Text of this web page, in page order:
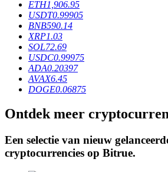
BTR-vergrendelingen
Exclusieve beleggingen voor BTR-
ETH1,906.95
USDT0.99905
BNB590.14
XRP1.03
SOL72.69
USDC0.99975
ADA0.20397
AVAX6.45
DOGE0.06875
Ontdek meer
Een selectie van nieuw
cryptocurrencies op Bitrue.